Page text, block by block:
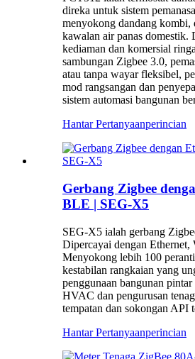
direka untuk sistem
menyokong dandang kombi,
kawalan air panas domestik.
kediaman dan komersial
sambungan Zigbee 3.0,
atau tanpa wayar fleksibel,
mod rangsangan dan
sistem automasi bangunan
Hantar Pertanyaanperincian
Gerbang Zigbee
BLE | SEG-X5
SEG-X5 ialah gerbang
Dipercayai dengan
Menyokong lebih 100
kestabilan rangkaian yang
penggunaan bangunan pintar
HVAC dan pengurusan
tempatan dan sokongan API
Hantar Pertanyaanperincian